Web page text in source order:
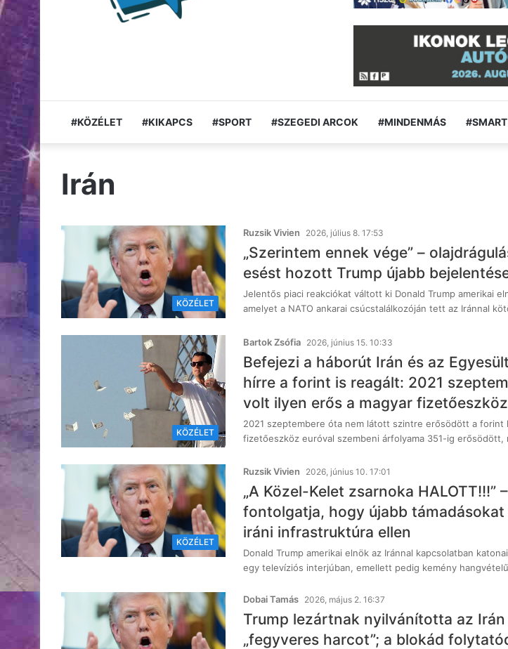
#KÖZÉLET #KIKAPCS #SPORT #SZEGEDI ARCOK #MINDENMÁS
Irán
KÖZÉLET
Ruzsik Vivien 2026, július 8. 17:53
„Szerintem ennek vége” –
esést hozott Trump újabb
Jelentős piaci reakciókat váltott ki Donald Trump amerikai
amelyet a NATO ankarai csúcstalálkozóján tett az Iránnal
KÖZÉLET
Bartok Zsófia 2026, június 15. 10:33
Befejezi a háborút Irán és az
hírre a forint is reagált: 2021
volt ilyen erős a magyar fizetőeszköz
2021 szeptembere óta nem látott szintre erősödött a forint
fizetőeszköz euróval szembeni árfolyama 351-ig erősödött,
KÖZÉLET
Ruzsik Vivien 2026, június 10. 17:01
„A Közel-Kelet zsarnoka HALOTT!!!”
fontolgatja, hogy újabb támadásokat
iráni infrastruktúra ellen
Donald Trump amerikai elnök az Iránnal kapcsolatban
egy televíziós interjúban, emellett pedig kemény
Dobai Tamás 2026, május 2. 16:37
Trump lezártnak nyilvánította az Irán
„fegyveres harcot”; a blokád